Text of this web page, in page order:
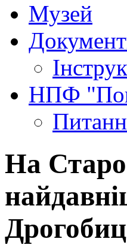
Музей
НПФ
На